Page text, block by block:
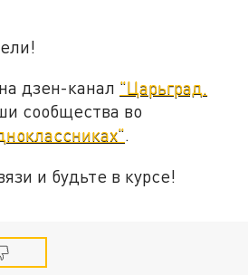
дзен-канал "Царьград.
сообщества во
.
и будьте в курсе!